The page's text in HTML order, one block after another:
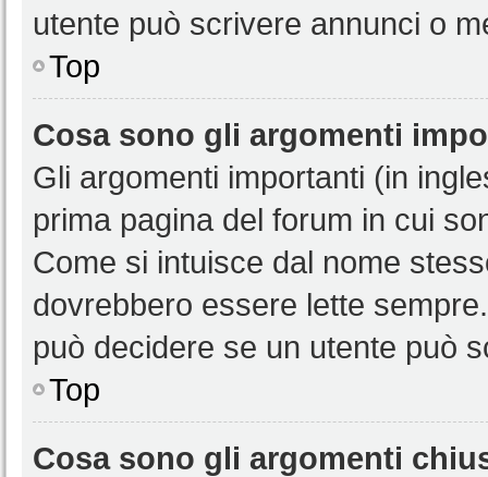
utente può scrivere annunci o
Top
Cosa sono gli argomenti
Gli argomenti importanti (in
prima pagina del forum in cui
Come si intuisce dal nome
dovrebbero essere lette
può decidere se un utente può
Top
Cosa sono gli argomenti